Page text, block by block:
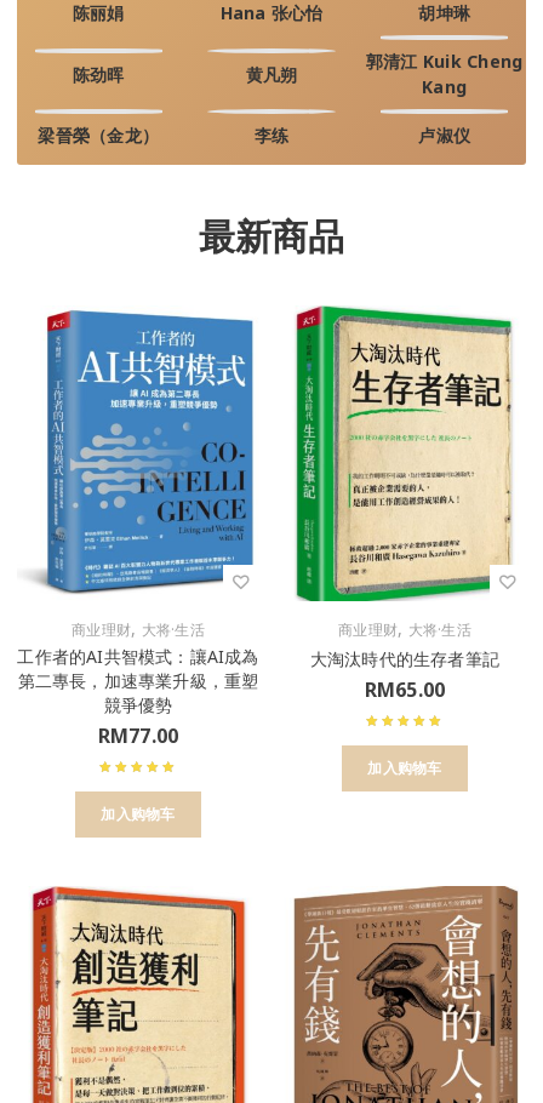
陈丽娟 Hana 张心怡 胡坤琳
陈劲晖 黄凡朔
郭清江 Kuik Cheng
Kang
梁晉榮（金龙） 李练 卢淑仪
最新商品
商业理财, 大将·生活
工作者的AI共智模式：讓AI成為
第二專長，加速專業升級，重塑
競爭優勢
RM77.00
加入购物车
商业理财, 大将·生活
大淘汰時代的生存者筆記
RM65.00
加入购物车